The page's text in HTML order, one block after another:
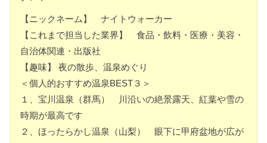
【ニックネーム】 ナイトウォーカー
【これまで担当した業界】 食品・飲料・医療・美容・
自治体関連・出版社
【趣味】 夜の散歩、温泉めぐり
＜個人的おすすめ温泉BEST３＞
１、宝川温泉（群馬） 川沿いの絶景露天、紅葉や雪の
時期が最高です
２、ほったらかし温泉（山梨） 眼下に甲府盆地が広が